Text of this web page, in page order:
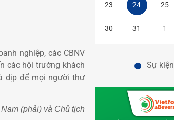
nghiệp, các CBNV
các hội trường khách
dịp để mọi người thư
(phải) và Chủ tịch
23 24 25
30 31 1
Sự kiện